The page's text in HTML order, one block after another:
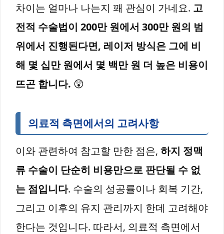
차이는 얼마나 나는지 꽤 관심이 가네요. 고
전적 수술법이 200만 원에서 300만 원의 범
위에서 진행된다면, 레이저 방식은 그에 비
해 몇 십만 원에서 몇 백만 원 더 높은 비용이
뜨곤 합니다. 😲
의료적 측면에서의 고려사항
이와 관련하여 참고할 만한 점은, 하지 정맥
류 수술이 단순히 비용만으로 판단될 수 없
는 점입니다. 수술의 성공률이나 회복 기간,
그리고 이후의 유지 관리까지 한데 고려해야
한다는 것입니다. 따라서, 의료적 측면에서